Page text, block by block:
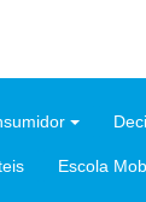
Escola